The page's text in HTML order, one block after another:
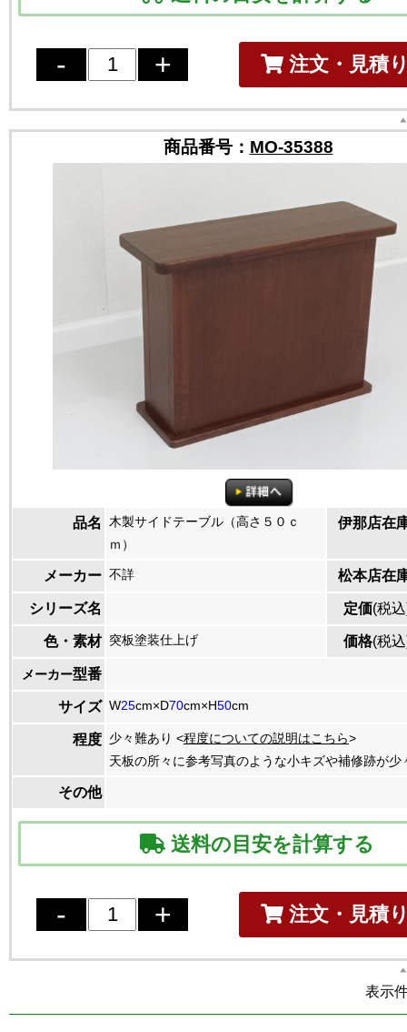
注文・見積
商品番号： MO-35388
品名
木製サイドテーブル（高さ５０ｃ
ｍ）
伊那店在
メーカー 不詳 松本店在
シリーズ名 定価(税
色・素材 突板塗装仕上げ 価格(税
メーカー型番
サイズ W25cm×D70cm×H50cm
程度 少々難あり <程度についての説明はこちら>
天板の所々に参考写真のような小キズや補修跡が少
その他
送料の目安を計算する
注文・見積
表示